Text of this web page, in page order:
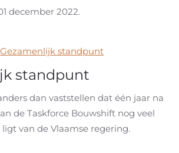
december 2022.
standpunt
dan vaststellen dat één jaar na
de Taskforce Bouwshift nog veel
van de Vlaamse regering.